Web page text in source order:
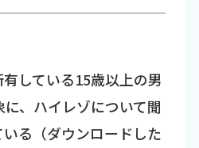
している15歳以上の男
、ハイレゾについて聞
る（ダウンロードした